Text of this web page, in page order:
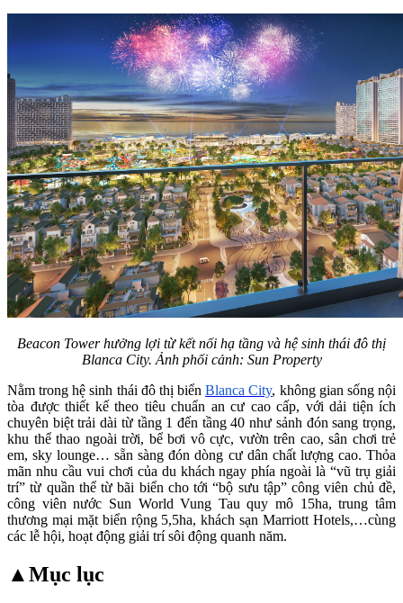
Beacon Tower hưởng lợi từ kết nối hạ tầng và hệ sinh thái đô thị
Blanca City. Ảnh phối cảnh: Sun Property
Nằm trong hệ sinh thái đô thị biểnBlanca City, không gian sống nội
tòa được thiết kế theo tiêu chuẩn an cư cao cấp, với dải tiện ích
chuyên biệt trải dài từ tầng 1 đến tầng 40 như sảnh đón sang trọng,
khu thể thao ngoài trời, bể bơi vô cực, vườn trên cao, sân chơi trẻ
em, sky lounge… sẵn sàng đón dòng cư dân chất lượng cao. Thỏa
mãn nhu cầu vui chơi của du khách ngay phía ngoài là “vũ trụ giải
trí” từ quần thể từ bãi biển cho tới “bộ sưu tập” công viên chủ đề,
công viên nước Sun World Vung Tau quy mô 15ha, trung tâm
thương mại mặt biển rộng 5,5ha, khách sạn Marriott Hotels,…cùng
các lễ hội, hoạt động giải trí sôi động quanh năm.
▲Mục lục